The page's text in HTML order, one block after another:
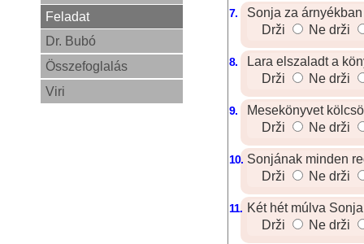
Feladat
Dr. Bubó
Összefoglalás
Viri
7.
Sonja za
Drži
Ne drži
8.
Lara elszaladt a
Drži
Ne drži
9.
Mesekönyvet
Drži
Ne drži
10. Sonjának minden
Drži
Ne drži
11. Két hét múlva
Drži
Ne drži